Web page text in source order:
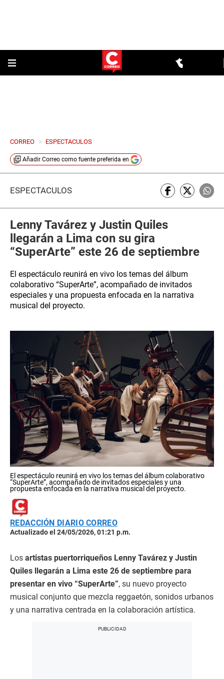
CORREO > ESPECTACULOS
Añadir Correo como fuente preferida en
ESPECTÁCULOS
Lenny Tavárez y Justin Quiles
llegarán a Lima con su gira
“SuperArte” este 26 de septiembre
El espectáculo reunirá en vivo los temas del álbum
colaborativo “SuperArte”, acompañado de invitados
especiales y una propuesta enfocada en la narrativa
musical del proyecto.
El espectáculo reunirá en vivo los temas del álbum colaborativo
“SuperArte”, acompañado de invitados especiales y una
propuesta enfocada en la narrativa musical del proyecto.
REDACCIÓN DIARIO CORREO
Actualizado el 24/05/2026, 01:21 p.m.
Los artistas puertorriqueños Lenny Tavárez y Justin
Quiles llegarán a Lima este 26 de septiembre para
presentar en vivo “SuperArte”, su nuevo proyecto
musical conjunto que mezcla reggaetón, sonidos urbanos
y una narrativa centrada en la colaboración artística.